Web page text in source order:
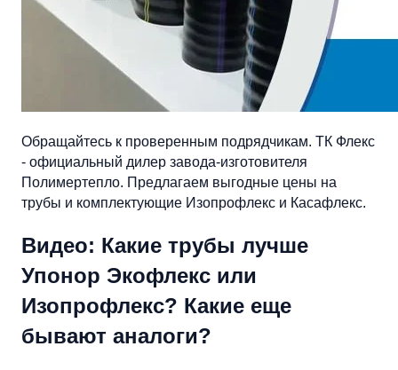
Обращайтесь к проверенным подрядчикам. ТК Флекс
- официальный дилер завода-изготовителя
Полимертепло. Предлагаем выгодные цены на
трубы и комплектующие Изопрофлекс и Касафлекс.
Видео: Какие трубы лучше
Упонор Экофлекс или
Изопрофлекс? Какие еще
бывают аналоги?